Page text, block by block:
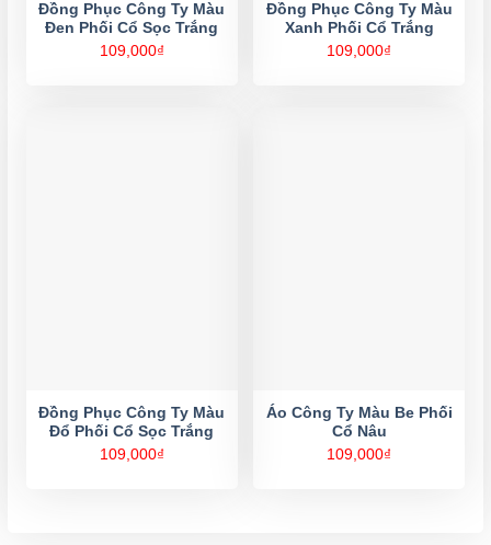
Đồng Phục Công Ty Màu
Đen Phối Cổ Sọc Trắng
109,000₫
Đồng Phục Công Ty Màu
Xanh Phối Cổ Trắng
109,000₫
Đồng Phục Công Ty Màu
Đổ Phối Cổ Sọc Trắng
109,000₫
Áo Công Ty Màu Be Phối
Cổ Nâu
109,000₫